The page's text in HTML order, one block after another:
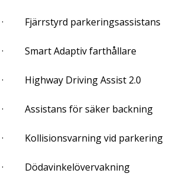
· Fjärrstyrd parkeringsassistans
· Smart Adaptiv farthållare
· Highway Driving Assist 2.0
· Assistans för säker backning
· Kollisionsvarning vid parkering
· Dödavinkelövervakning